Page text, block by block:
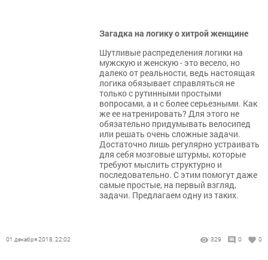
Загадка на логику о хитрой женщине
Шутливые распределения логики на
мужскую и женскую - это весело, но
далеко от реальности, ведь настоящая
логика обязывает справляться не
только с рутинными простыми
вопросами, а и с более серьезными. Как
же ее натренировать? Для этого не
обязательно придумывать велосипед
или решать очень сложные задачи.
Достаточно лишь регулярно устраивать
для себя мозговые штурмы, которые
требуют мыслить структурно и
последовательно. С этим помогут даже
самые простые, на первый взгляд,
задачи. Предлагаем одну из таких.
01 декабря 2018, 22:02 329 0 0